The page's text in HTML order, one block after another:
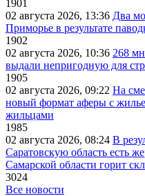
1901
02 августа 2026, 13:36 Два
Приморье в результате
1902
02 августа 2026, 10:36 268
выдали непригодную для
1905
02 августа 2026, 09:22 На
новый формат аферы с
жильцами
1985
02 августа 2026, 08:24 В
Саратовскую область есть
Самарской области горит
3024
Все новости